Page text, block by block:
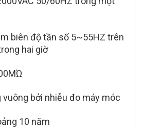
biên độ tần số 5~55HZ trên
hai giờ
vuông bởi nhiễu đo máy móc
10 năm